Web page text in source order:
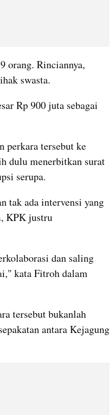
orang. Rinciannya,
swasta.
Rp 900 juta sebagai
perkara tersebut ke
dulu menerbitkan surat
serupa.
tak ada intervensi yang
KPK justru
dan saling
kata Fitroh dalam
tersebut bukanlah
antara Kejagung